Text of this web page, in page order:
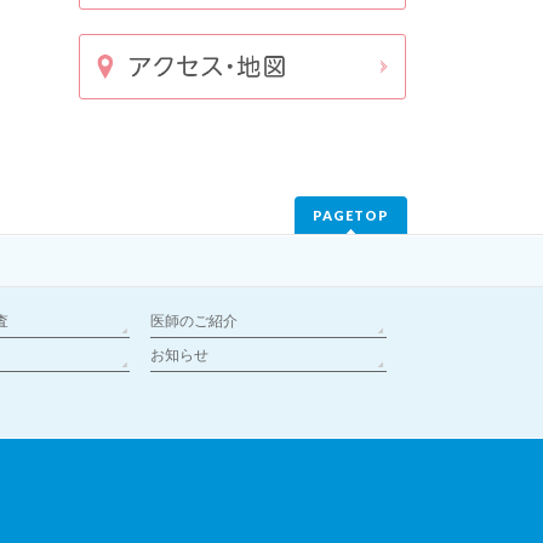
PAGETOP
医師のご紹介
お知らせ